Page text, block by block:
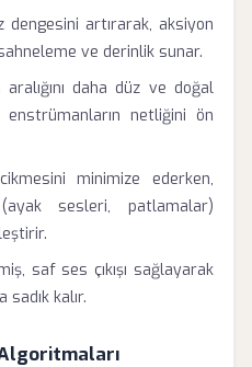
dengesini artırarak, aksiyon
ve derinlik sunar.
aralığını daha düz ve doğal
netliğini ön
minimize ederken,
sesleri, patlamalar)
saf ses çıkışı sağlayarak
kalır.